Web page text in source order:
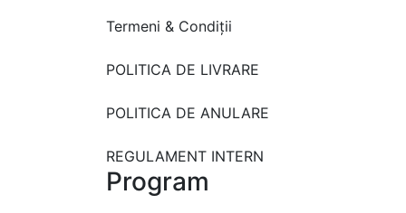
Termeni & Condiții
POLITICA DE LIVRARE
POLITICA DE ANULARE
REGULAMENT INTERN
Program